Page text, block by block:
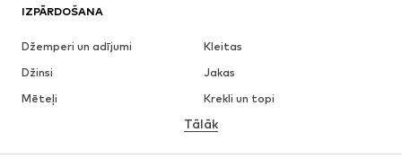
IZPĀRDOŠANA
Džemperi un adījumi
Kleitas
Džinsi
Jakas
Mēteļi
Krekli un topi
Apakšveļa
Svārki
Blūzes un tunikas
Tālāk